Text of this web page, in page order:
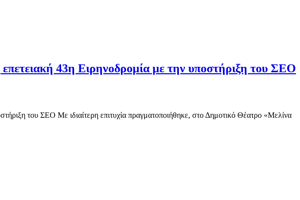
43η Ειρηνοδρομία με την υποστήριξη του ΣΕΟ
του ΣΕΟ Με ιδιαίτερη επιτυχία πραγματοποιήθηκε, στο Δημοτικό Θέατρο «Μελίνα